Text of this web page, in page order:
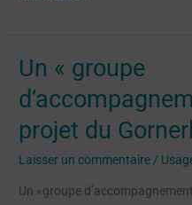
Un « groupe
projet du
Laisser un commentaire /
Un «groupe
Un
d’accompagnement »
pour
du